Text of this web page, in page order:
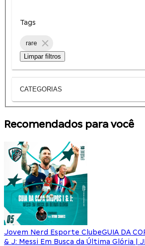
Tags
rare
Limpar filtros
CATEGORIAS
Recomendados para você
Jovem Nerd Esporte ClubeGUIA DA
& J: Messi Em Busca da Última Glória |